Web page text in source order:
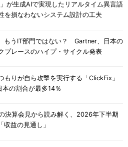
」が生成AIで実現したリアルタイム異言語
損なわないシステム設計の工夫
もうIT部門ではない？ Gartner、日本の
プレースのハイプ・サイクル発表
もりが自ら攻撃を実行する「ClickFix」
の割合が最多14％
決算会見から読み解く、2026年下半期
収益の見通し」